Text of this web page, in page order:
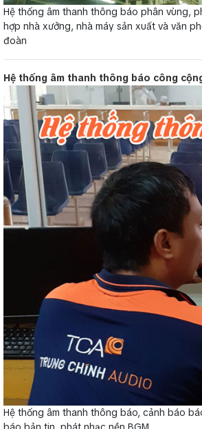
Hệ thống âm thanh thông báo phân vùng,
hợp nhà xưởng, nhà máy sản xuất và văn
đoàn
Hệ thống âm thanh thông báo công
Hệ thống âm thanh thông báo, cảnh báo